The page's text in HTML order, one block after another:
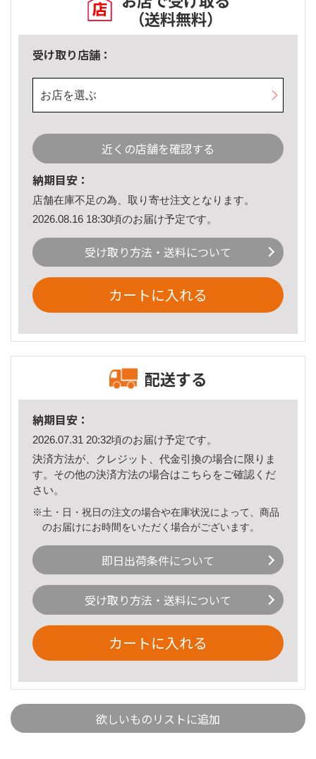
（送料無料）
受け取り店舗：
お店を選ぶ
近くの店舗を確認する
納期目安：
店舗在庫不足の為、取り寄せ注文となります。
2026.08.16 18:30頃のお届け予定です。
受け取り方法・送料について
カートに入れる
配送する
納期目安：
2026.07.31 20:32頃のお届け予定です。
決済方法が、クレジット、代金引換の場合に限りま
す。その他の決済方法の場合はこちら をご確認くだ
さい。
※土・日・祝日の注文の場合や在庫状況によって、商品
のお届けにお時間をいただく場合がございます。
即日出荷条件について
受け取り方法・送料について
カートに入れる
欲しいものリストに追加